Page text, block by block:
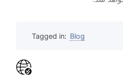
Tagged in: Blog